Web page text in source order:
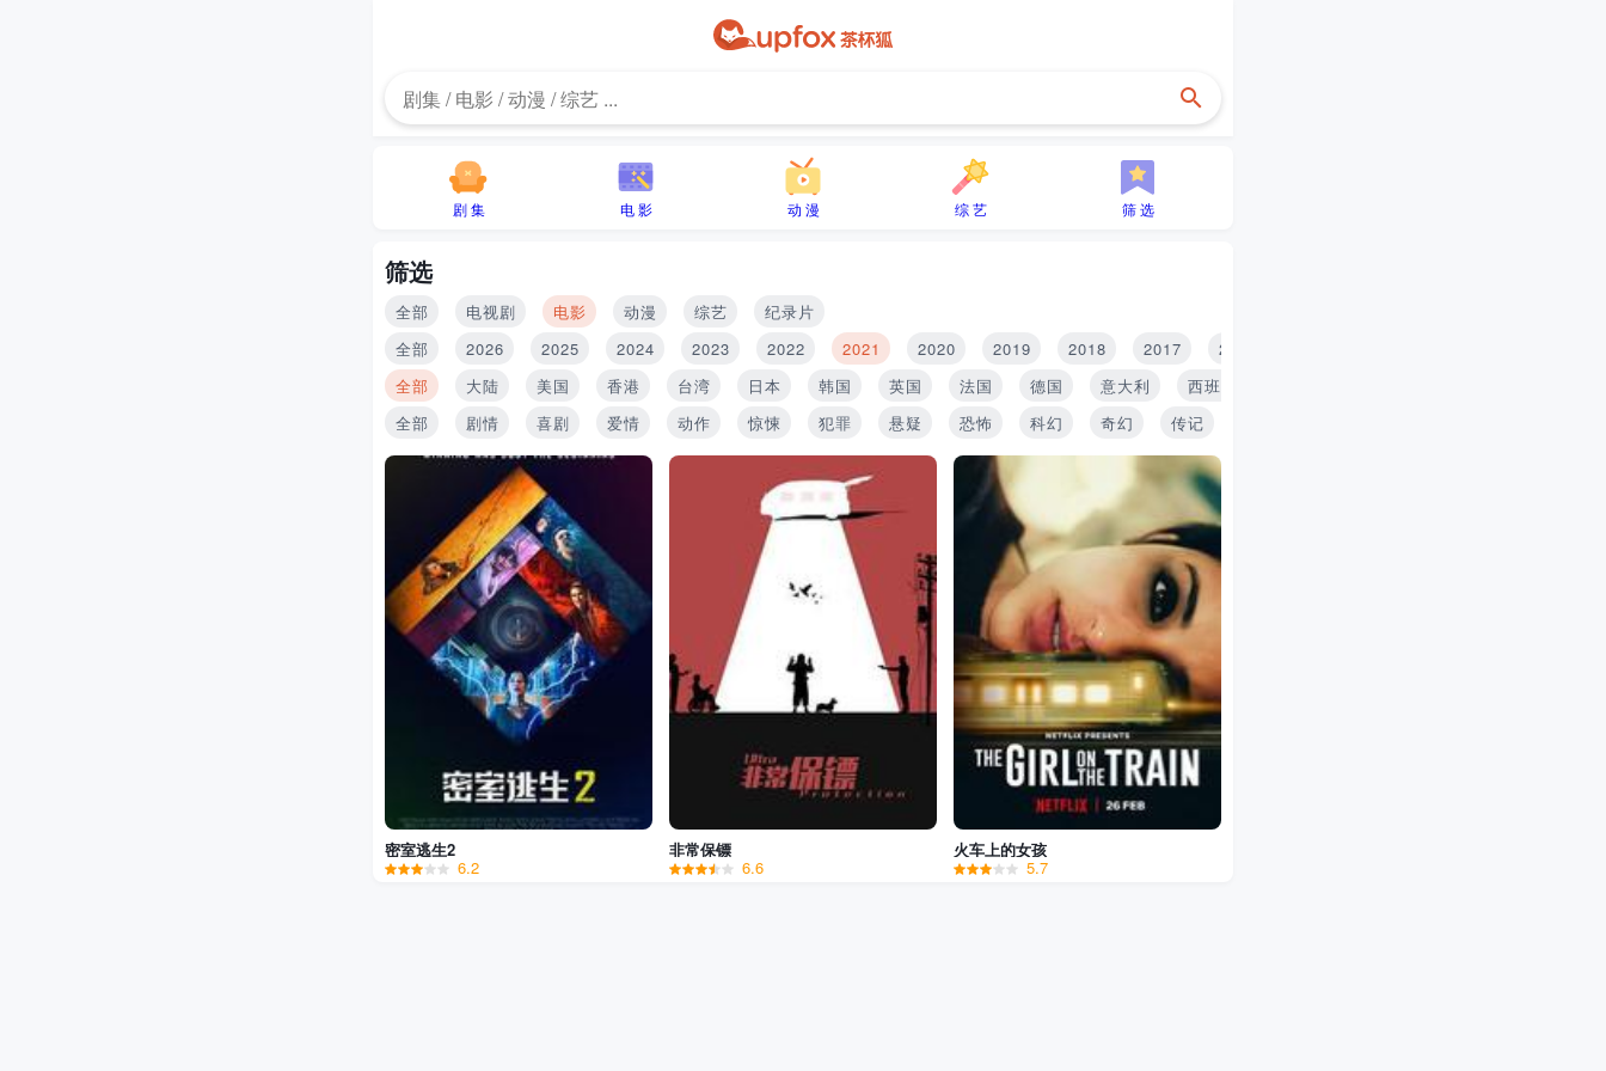
剧 集 电 影 动 漫 综 艺 筛 选
筛选
全部 电视剧 电影 动漫 综艺
纪录片
全部
2026 2025 2024 2023 2022 2021 2020 2019 2018 2017 2016
全部
大陆 美国 香港 台湾 日本 韩国 英国 法国 德国 意大利 西班牙
全部
剧情 喜剧 爱情 动作 惊悚 犯罪 悬疑 恐怖 科幻 奇幻 传记
密室逃生2
6.2
非常保镖
6.6
火车上的女孩
5.7